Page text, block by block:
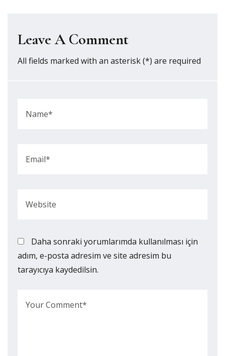
Leave A Comment
All fields marked with an asterisk (*) are required
Daha sonraki yorumlarımda kullanılması için
adım, e-posta adresim ve site adresim bu
tarayıcıya kaydedilsin.